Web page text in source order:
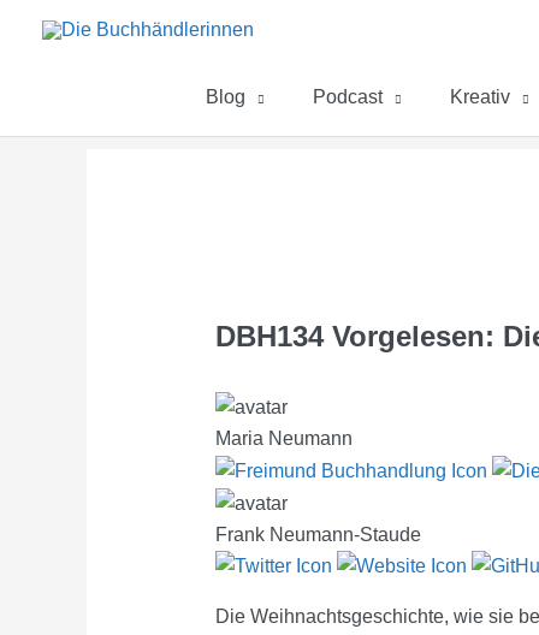
Inhalt
Blog
Podcast Kreativ
DBH134 Vorgelesen:
Maria Neumann
Frank Neumann-Staude
Die Weihnachtsgeschichte, wie sie